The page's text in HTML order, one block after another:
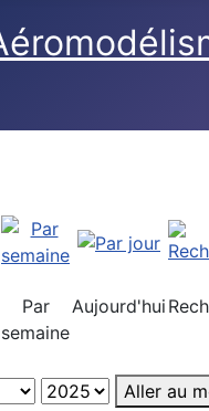
Par
semaine
Aujourd'hui
Aller au